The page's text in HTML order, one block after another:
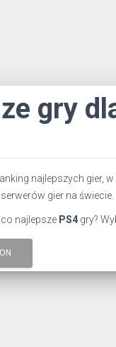
gry
najlepszych gier,
gier na świecie.
najlepsze PS4 gry?